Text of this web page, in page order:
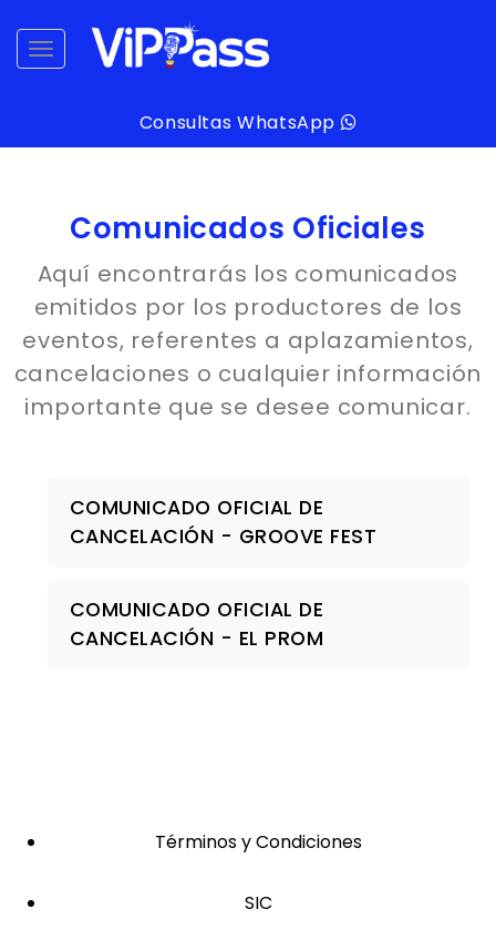
desplegar navegación
Consultas WhatsApp
Comunicados Oficiales
Aquí encontrarás los comunicados
emitidos por los productores de los
eventos, referentes a aplazamientos,
cancelaciones o cualquier información
importante que se desee comunicar.
COMUNICADO OFICIAL DE
CANCELACIÓN - GROOVE FEST
COMUNICADO OFICIAL DE
CANCELACIÓN - EL PROM
Términos y Condiciones
SIC